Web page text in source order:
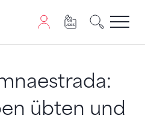
wird JavaScript benötigt.
übten und